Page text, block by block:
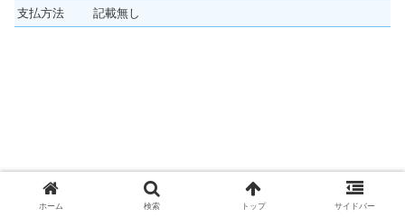
支払方法
記載無し
ホーム 検索 トップ サイドバー